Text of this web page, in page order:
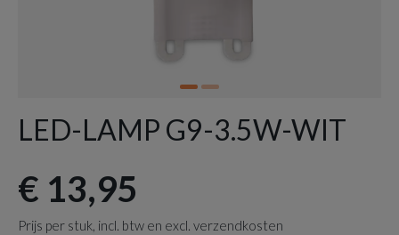
LED-LAMP G9-3.5W-WIT
€ 13,95
Prijs per stuk, incl. btw en excl. verzendkosten